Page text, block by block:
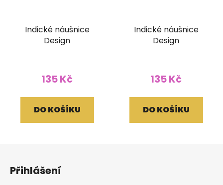
Indické náušnice
Design
135 Kč
DO KOŠÍKU
Indické náušnice
Design
135 Kč
DO KOŠÍKU
Přihlášení